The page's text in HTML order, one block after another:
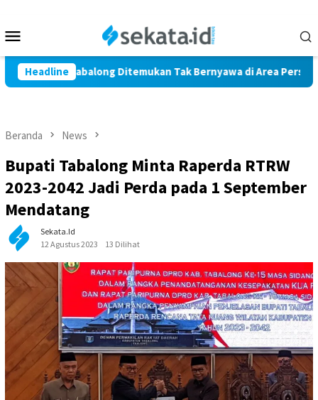
konten
Mobile
Headline
Tabalong Ditemukan Tak Bernyawa di Area Persawahan
Beranda News
Bupati Tabalong Minta Raperda RTRW
2023-2042 Jadi Perda pada 1 September
Mendatang
Sekata.id
12 Agustus 2023
13 Dilihat